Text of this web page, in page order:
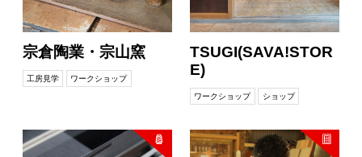
宗倉陶業・宗山窯
工房見学 ワークショップ
TSUGI(SAVA!STOR
E)
ワークショップ ショップ